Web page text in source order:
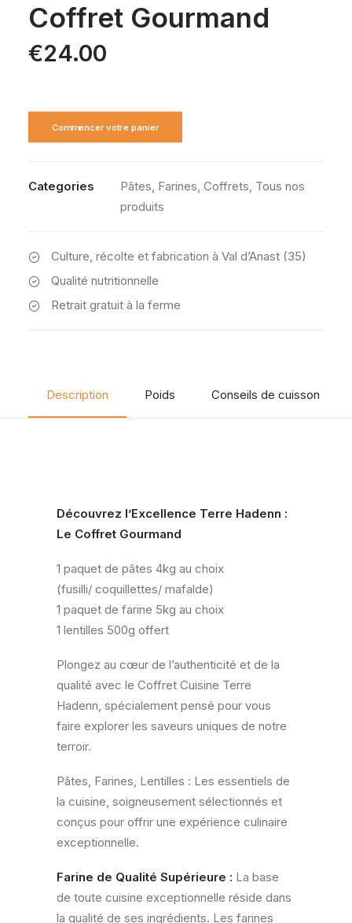
Coffret Gourmand
€24.00
Commencer votre panier
Categories Pâtes, Farines, Coffrets, Tous nos
produits
Culture, récolte et fabrication à Val d’Anast (35)
Qualité nutritionnelle
Retrait gratuit à la ferme
Description Poids Conseils de cuisson
Découvrez l’Excellence Terre Hadenn :
Le Coffret Gourmand
1 paquet de pâtes 4kg au choix
(fusilli/ coquillettes/ mafalde)
1 paquet de farine 5kg au choix
1 lentilles 500g offert
Plongez au cœur de l’authenticité et de la
qualité avec le Coffret Cuisine Terre
Hadenn, spécialement pensé pour vous
faire explorer les saveurs uniques de notre
terroir.
Pâtes, Farines, Lentilles : Les essentiels de
la cuisine, soigneusement sélectionnés et
conçus pour offrir une expérience culinaire
exceptionnelle.
Farine de Qualité Supérieure : La base
de toute cuisine exceptionnelle réside dans
la qualité de ses ingrédients. Les farines